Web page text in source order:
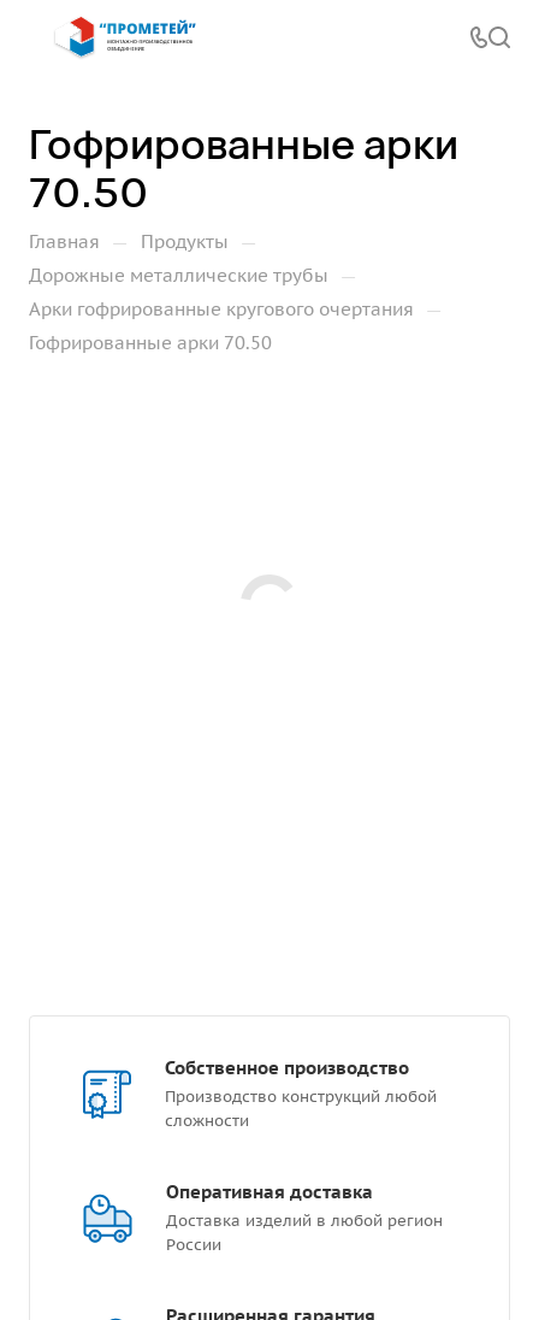
Гофрированные арки
70.50
Главная — Продукты —
Дорожные металлические трубы —
Арки гофрированные кругового очертания —
Гофрированные арки 70.50
Собственное производство
Производство конструкций любой
сложности
Оперативная доставка
Доставка изделий в любой регион
России